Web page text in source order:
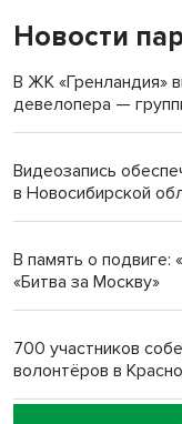
«Мы живём на
терроризируют
Инвалид получил
Новосибирский
Обновлённое
Новости
В ЖК «Гренландия»
девелопера —
Видеозапись
в Новосибирской
В память о подвиге:
«Битва за Москву»
700 участников
волонтёров в